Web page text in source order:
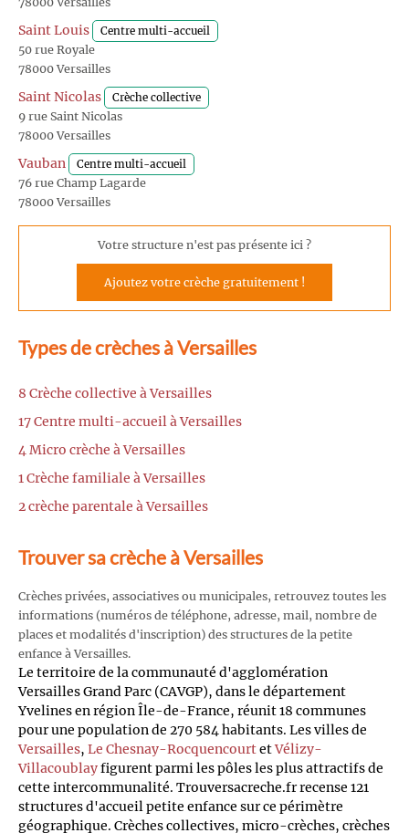
Saint Louis Centre multi-accueil
50 rue Royale
78000 Versailles
Saint Nicolas Crèche collective
9 rue Saint Nicolas
78000 Versailles
Vauban Centre multi-accueil
76 rue Champ Lagarde
78000 Versailles
Votre structure n'est pas présente ici ?
Ajoutez votre crèche gratuitement !
Types de crèches à Versailles
8 Crèche collective à Versailles
17 Centre multi-accueil à Versailles
4 Micro crèche à Versailles
1 Crèche familiale à Versailles
2 crèche parentale à Versailles
Trouver sa crèche à Versailles
Crèches privées, associatives ou municipales, retrouvez toutes les
informations (numéros de téléphone, adresse, mail, nombre de
places et modalités d'inscription) des structures de la petite
enfance à Versailles.
Le territoire de la communauté d'agglomération
Versailles Grand Parc (CAVGP), dans le département
Yvelines en région Île-de-France, réunit 18 communes
pour une population de 270 584 habitants. Les villes de
Versailles, Le Chesnay-RocquencourtetVélizy-
Villacoublayfigurent parmi les pôles les plus attractifs de
cette intercommunalité. Trouversacreche.fr recense 121
structures d'accueil petite enfance sur ce périmètre
géographique. Crèches collectives, micro-crèches, crèches